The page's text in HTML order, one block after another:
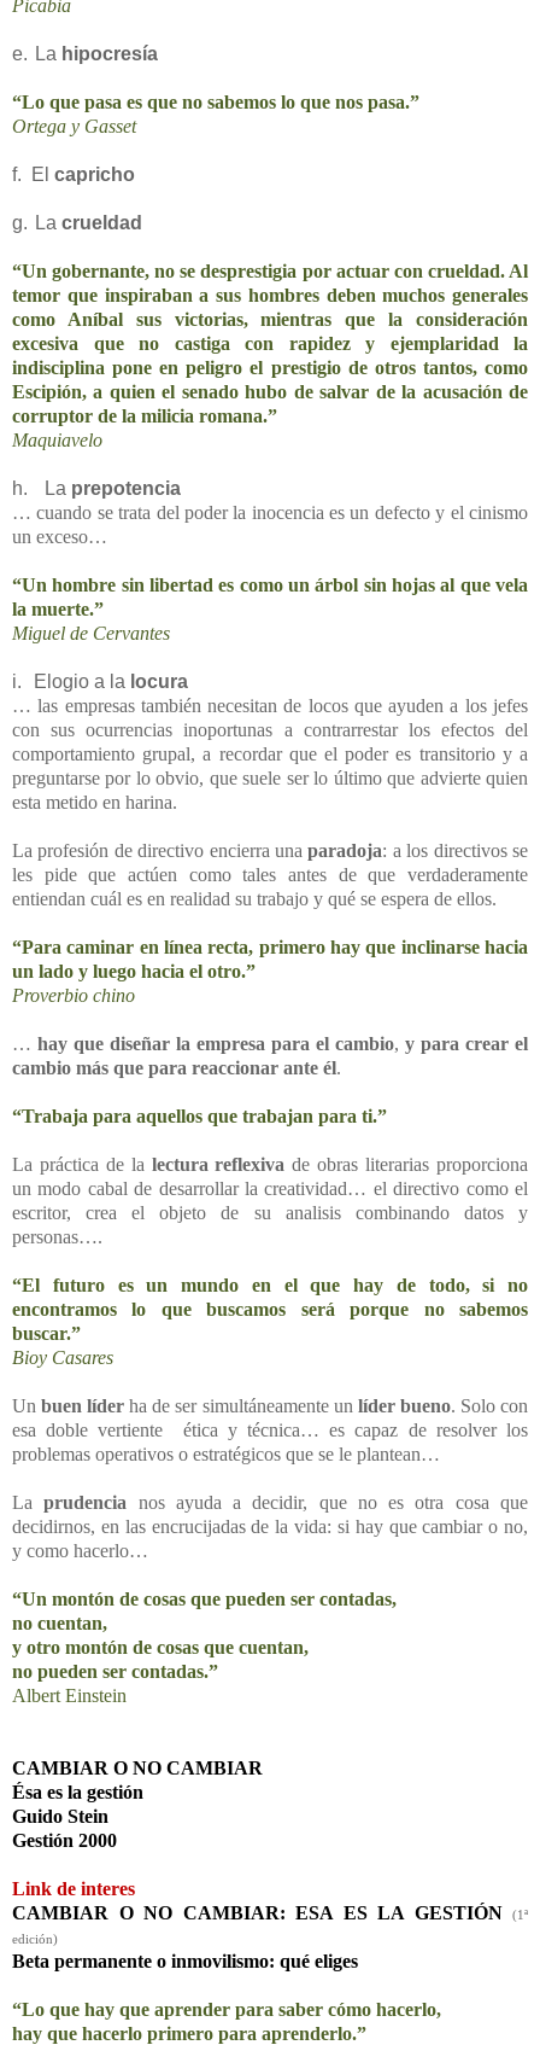
Picabia
e. La hipocresía
“Lo que pasa es que no sabemos lo que nos pasa.”
Ortega y Gasset
f. El capricho
g. La crueldad
“Un gobernante, no se desprestigia por actuar con crueldad. Al
temor que inspiraban a sus hombres deben muchos generales
como Aníbal sus victorias, mientras que la consideración
excesiva que no castiga con rapidez y ejemplaridad la
indisciplina pone en peligro el prestigio de otros tantos, como
Escipión, a quien el senado hubo de salvar de la acusación de
corruptor de la milicia romana.”
Maquiavelo
h. La prepotencia
… cuando se trata del poder la inocencia es un defecto y el cinismo
un exceso…
“Un hombre sin libertad es como un árbol sin hojas al que vela
la muerte.”
Miguel de Cervantes
i. Elogio a la locura
… las empresas también necesitan de locos que ayuden a los jefes
con sus ocurrencias inoportunas a contrarrestar los efectos del
comportamiento grupal, a recordar que el poder es transitorio y a
preguntarse por lo obvio, que suele ser lo último que advierte quien
esta metido en harina.
La profesión de directivo encierra unaparadoja: a los directivos se
les pide que actúen como tales antes de que verdaderamente
entiendan cuál es en realidad su trabajo y qué se espera de ellos.
“Para caminar en línea recta, primero hay que inclinarse hacia
un lado y luego hacia el otro.”
Proverbio chino
… hay que diseñar la empresa para el cambio, y para crear el
cambio más que para reaccionar ante él.
“Trabaja para aquellos que trabajan para ti.”
La práctica de la lectura reflexiva de obras literarias proporciona
un modo cabal de desarrollar la creatividad… el directivo como el
escritor, crea el objeto de su analisis combinando datos y
personas….
“El futuro es un mundo en el que hay de todo, si no
encontramos lo que buscamos será porque no sabemos
buscar.”
Bioy Casares
Unbuen líder ha de ser simultáneamente un líder bueno. Solo con
esa doble vertiente ética y técnica… es capaz de resolver los
problemas operativos o estratégicos que se le plantean…
Laprudencia nos ayuda a decidir, que no es otra cosa que
decidirnos, en las encrucijadas de la vida: si hay que cambiar o no,
y como hacerlo…
“Un montón de cosas que pueden ser contadas,
no cuentan,
y otro montón de cosas que cuentan,
no pueden ser contadas.”
Albert Einstein
CAMBIAR O NO CAMBIAR
Ésa es la gestión
Guido Stein
Gestión 2000
Link de interes
CAMBIAR O NO CAMBIAR: ESA ES LA GESTIÓN
(1ª
edición)
Beta permanente o inmovilismo: qué eliges
“Lo que hay que aprender para saber cómo hacerlo,
hay que hacerlo primero para aprenderlo.”